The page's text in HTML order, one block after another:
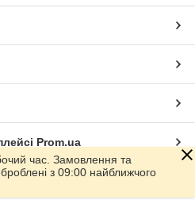
Prom.ua
час. Замовлення та
з 09:00 найближчого